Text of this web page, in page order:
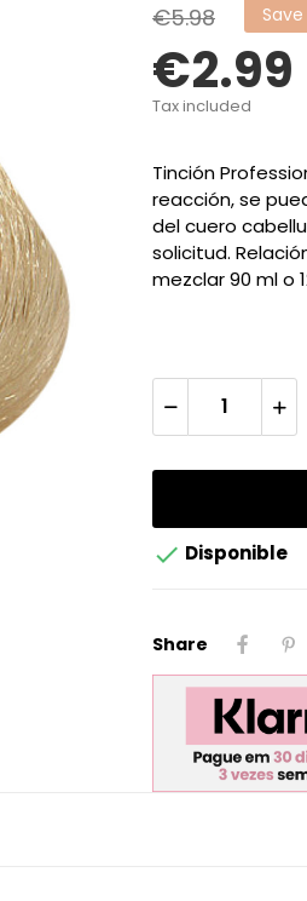
€5.98 Save
€2.99
Tax included
Tinción
reacción, se
del cuero
solicitud.
mezclar 90 ml o
 Disponible
Share